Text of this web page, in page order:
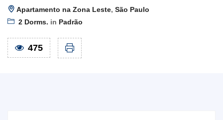
Apartamento na Zona Leste, São Paulo
2 Dorms. in Padrão
475